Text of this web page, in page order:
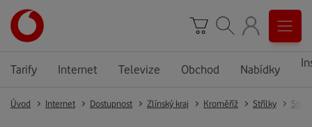
Tarify Internet Televize Obchod Nabídky
Úvod Internet Dostupnost Zlínský kraj Kroměříž Střílky